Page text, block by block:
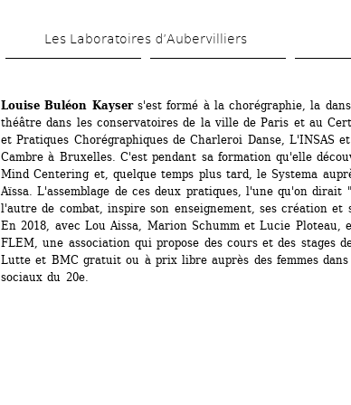
Les Laboratoires d’Aubervilliers
Louise Buléon Kaysers'est formé à la chorégraphie, la
théâtre dans les conservatoires de la ville de Paris et au
et Pratiques Chorégraphiques de Charleroi Danse, L'INSAS
Cambre à Bruxelles. C'est pendant sa formation qu'elle
Mind Centering et, quelque temps plus tard, le Systema
Aïssa. L'assemblage de ces deux pratiques, l'une qu'on dirait
l'autre de combat, inspire son enseignement, ses création et
En 2018, avec Lou Aissa, Marion Schumm et Lucie Ploteau,
FLEM, une association qui propose des cours et des stages
Lutte et BMC gratuit ou à prix libre auprès des femmes
sociaux du 20e.